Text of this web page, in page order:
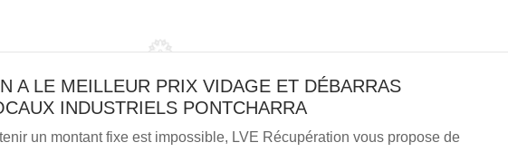
A LE MEILLEUR PRIX VIDAGE ET DÉBARRAS
INDUSTRIELS PONTCHARRA
un montant fixe est impossible, LVE Récupération vous propose de